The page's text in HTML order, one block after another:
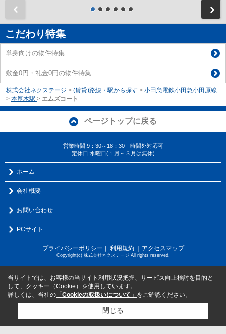
こだわり特集
単身向けの物件特集
敷金0円・礼金0円の物件特集
株式会社ネクステージ > (賃貸)路線・駅から探す > 小田急電鉄小田急小田原線
> 本厚木駅 > エムズコート
ページトップに戻る
営業時間:9：30～18：30 時間外対応可
定休日:水曜日(１月～３月は無休)
ホーム
会社概要
お問い合わせ
PCサイト
プライバシーポリシー ｜ 利用規約 ｜アクセスマップ
Copyright(c) 株式会社ネクステージ All rights reserved.
当サイトでは、お客様の当サイト利用状況把握、サービス向上検討を目的と
して、クッキー（Cookie）を使用しています。
詳しくは、当社の 「Cookieの取扱いについて」 をご確認ください。
閉じる